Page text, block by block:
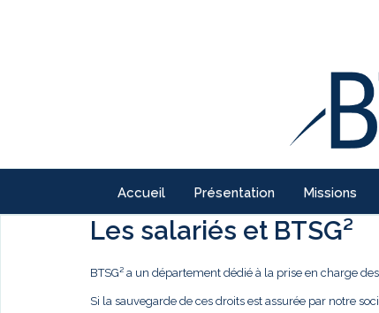
Accueil Présentation Missions
Les salariés et BTSG²
BTSG² a un département dédié à la prise en charge
Si la sauvegarde de ces droits est assurée par notre